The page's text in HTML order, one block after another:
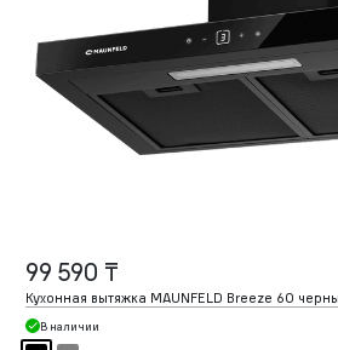
99 590 ₸
Кухонная вытяжка MAUNFELD Breeze 60
В наличии